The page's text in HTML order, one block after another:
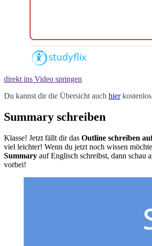
direkt ins Video springen
Du kannst dir die Übersicht auch hier kostenlos
Summary schreiben
Klasse! Jetzt fällt dir das Outline schreiben
viel leichter! Wenn du jetzt noch wissen
Summary auf Englisch schreibst, dann schau
vorbei!